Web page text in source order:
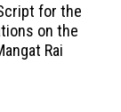
for the
on the
Rai